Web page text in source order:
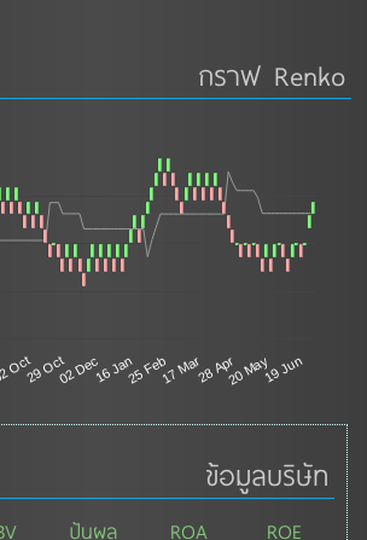
กราฟ Renko
Oct29 Oct02 Dec16 Jan25 Feb17 Mar28 Apr20 May19 Jun
ข้อมูลบริษัท
ปันผล ROA ROE